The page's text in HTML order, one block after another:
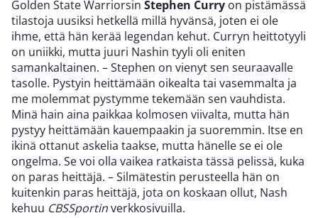
Golden State Warriorsin Stephen Curry on pistämässä
tilastoja uusiksi hetkellä millä hyvänsä, joten ei ole
ihme, että hän kerää legendan kehut. Curryn heittotyyli
on uniikki, mutta juuri Nashin tyyli oli eniten
samankaltainen. – Stephen on vienyt sen seuraavalle
tasolle. Pystyin heittämään oikealta tai vasemmalta ja
me molemmat pystymme tekemään sen vauhdista.
Minä hain aina paikkaa kolmosen viivalta, mutta hän
pystyy heittämään kauempaakin ja suoremmin. Itse en
ikinä ottanut askelia taakse, mutta hänelle se ei ole
ongelma. Se voi olla vaikea ratkaista tässä pelissä, kuka
on paras heittäjä. – Silmätestin perusteella hän on
kuitenkin paras heittäjä, jota on koskaan ollut, Nash
kehuu CBSSportinverkkosivuilla.